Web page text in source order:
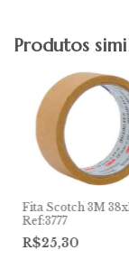
Produtos
Fita Scotch 3M
Ref:3777
R$25,30